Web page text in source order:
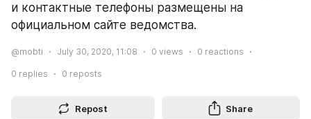
и контактные телефоны размещены на
официальном сайте ведомства.
@mobti July 30, 2020, 11:08 0 views 0 reactions
0 replies 0 reposts
Repost Share